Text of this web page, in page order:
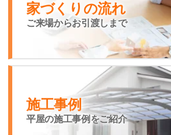
家づくりの流れ
ご来場からお引渡しまで
施工事例
平屋の施工事例をご紹介